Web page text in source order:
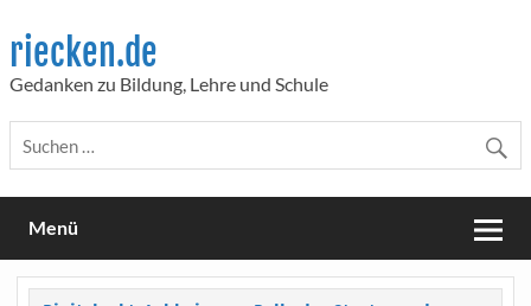
content
riecken.de
Gedanken zu Bildung, Lehre und Schule
Menü